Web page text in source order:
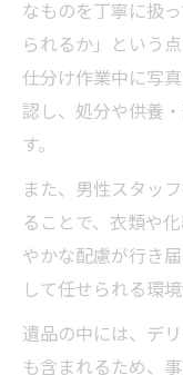
なものを丁寧に扱
られるか」という
仕分け作業中に写
認し、処分や供養
す。
また、男性スタッ
ることで、衣類や
やかな配慮が行き
して任せられる環
遺品の中には、デ
も含まれるため、